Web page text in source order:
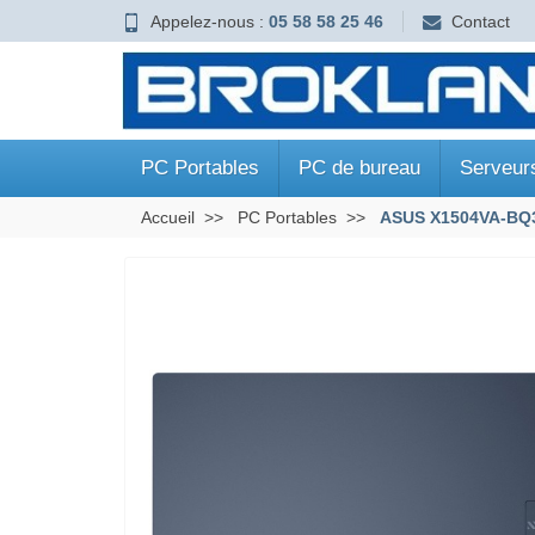
Appelez-nous : 05 58 58 25 46 Contact
PC Portables PC de bureau
Accueil PC Portables ASUS X1504VA-